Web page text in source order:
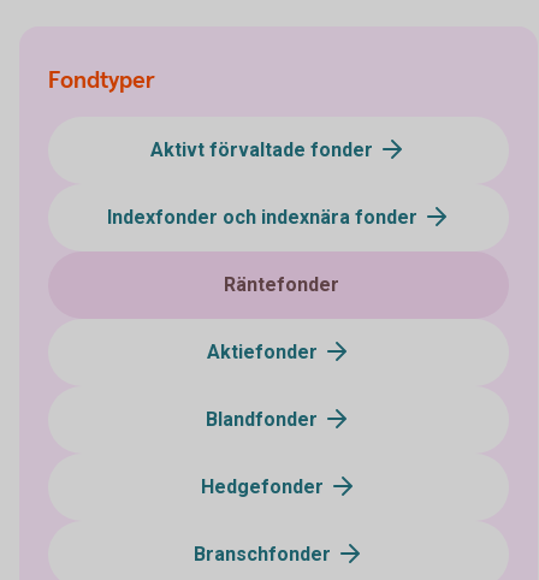
Fondtyper
Aktivt förvaltade fonder
Indexfonder och indexnära fonder
Räntefonder
Aktiefonder
Blandfonder
Hedgefonder
Branschfonder